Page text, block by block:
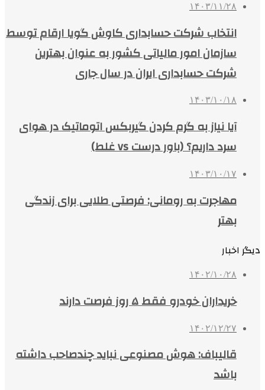
۱۴۰۳/۱۱/۲۸
انتخاب شرکت حسابداری کاوش گویا ارقام توسط
سازمان امور مالیاتی کشور به عنوان بهترین
شرکت حسابداری ایران در سال جاری
۱۴۰۳/۱۰/۱۸
آیا نیاز به گرم کردن گیربکس اتوماتیک در هوای
سرد داریم؟ (باور درست vs غلط)
۱۴۰۳/۱۰/۱۷
مهاجرت به رومانی: فرصتی طلایی برای زندگی
بهتر
دیگر اخبار
۱۴۰۲/۱۰/۲۸
خریداران خودرو فقط ۵ روز فرصت دارند
۱۴۰۲/۱۲/۲۷
قالیباف: هوش مصنوعی نباید چندصاحب داشته
باشد